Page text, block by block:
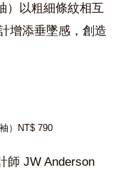
）以粗細條紋相互
增添垂墜感，創造
）NT$ 790
師 JW Anderson